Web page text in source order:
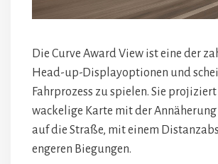
Die Curve Award View ist eine der
Head-up-Displayoptionen und
Fahrprozess zu spielen. Sie projiziert
wackelige Karte mit der Annäherung
auf die Straße, mit einem
engeren Biegungen.